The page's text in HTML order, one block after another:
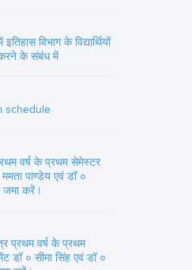
विभाग के विद्यार्थियों
के संबंध में
schedule
वर्ष के प्रथम सेमेस्टर
पाण्डेय एवं डॉ ०
जमा करें |
प्रथम वर्ष के प्रथम
डॉ ० सीमा सिंह एवं डॉ ०